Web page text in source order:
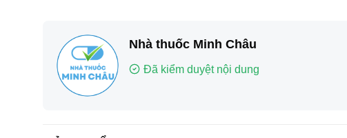
Nhà thuốc Minh Châu
Đã kiểm duyệt nội dung